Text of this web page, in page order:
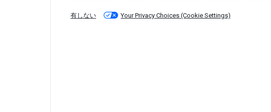
有しない Your Privacy Choices (Cookie Settings)